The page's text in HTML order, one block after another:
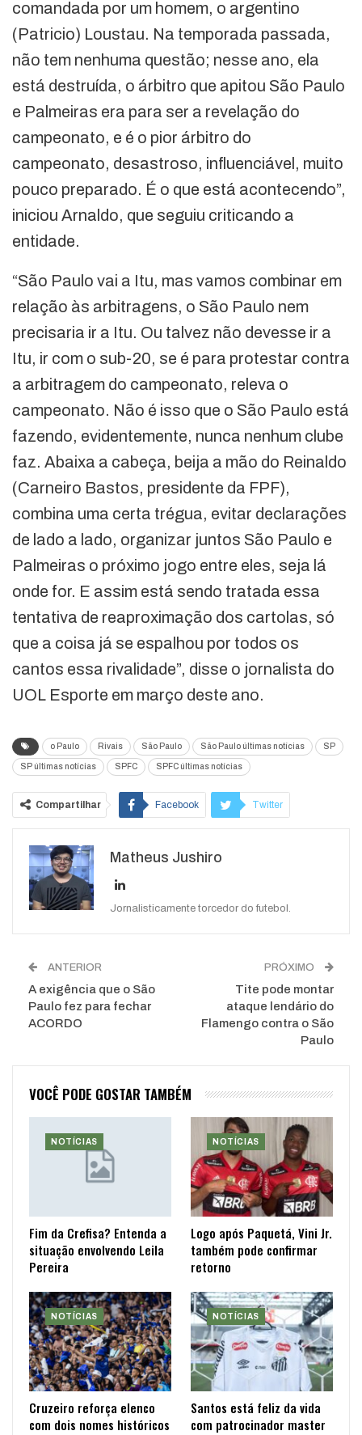
comandada por um homem, o argentino
(Patricio) Loustau. Na temporada passada,
não tem nenhuma questão; nesse ano, ela
está destruída, o árbitro que apitou São Paulo
e Palmeiras era para ser a revelação do
campeonato, e é o pior árbitro do
campeonato, desastroso, influenciável, muito
pouco preparado. É o que está acontecendo”,
iniciou Arnaldo, que seguiu criticando a
entidade.
“São Paulo vai a Itu, mas vamos combinar em
relação às arbitragens, o São Paulo nem
precisaria ir a Itu. Ou talvez não devesse ir a
Itu, ir com o sub-20, se é para protestar contra
a arbitragem do campeonato, releva o
campeonato. Não é isso que o São Paulo está
fazendo, evidentemente, nunca nenhum clube
faz. Abaixa a cabeça, beija a mão do Reinaldo
(Carneiro Bastos, presidente da FPF),
combina uma certa trégua, evitar declarações
de lado a lado, organizar juntos São Paulo e
Palmeiras o próximo jogo entre eles, seja lá
onde for. E assim está sendo tratada essa
tentativa de reaproximação dos cartolas, só
que a coisa já se espalhou por todos os
cantos essa rivalidade”, disse o jornalista do
UOL Esporte em março deste ano.
o Paulo Rivais São Paulo São Paulo últimas notícias SP
SP últimas notícias SPFC SPFC últimas notícias
Compartilhar Facebook Twitter
WhatsApp
Matheus Jushiro
Jornalisticamente torcedor do futebol.
ANTERIOR
A exigência que o São
Paulo fez para fechar
ACORDO
PRÓXIMO
Tite pode montar
ataque lendário do
Flamengo contra o São
Paulo
VOCÊ PODE GOSTAR TAMBÉM
NOTÍCIAS
Fim da Crefisa? Entenda a
situação envolvendo Leila
Pereira
NOTÍCIAS
Logo após Paquetá, Vini Jr.
também pode confirmar
retorno
NOTÍCIAS
Cruzeiro reforça elenco
com dois nomes históricos
NOTÍCIAS
Santos está feliz da vida
com patrocinador master